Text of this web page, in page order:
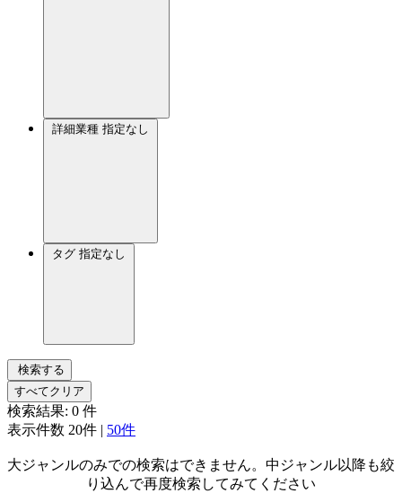
詳細業種 指定なし
タグ 指定なし
検索する
すべてクリア
検索結果: 0 件
表示件数 20件 | 50件
大ジャンルのみでの検索はできません。中ジャンル以降も絞
り込んで再度検索してみてください